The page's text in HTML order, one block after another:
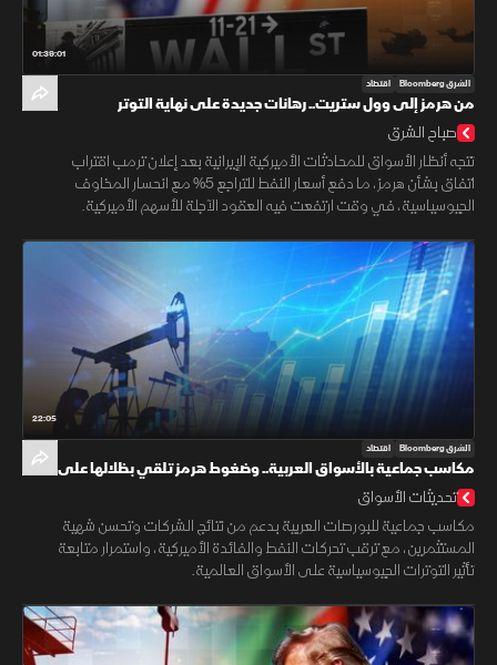
01:39:01
الشرق Bloomberg اقتصاد
من هرمز إلى وول ستريت.. رهانات جديدة على نهاية التوتر
صباح الشرق
تتجه أنظار الأسواق للمحادثات الأميركية الإيرانية بعد إعلان ترمب اقتراب
اتفاق بشأن هرمز، ما دفع أسعار النفط للتراجع 5% مع انحسار المخاوف
الجيوسياسية، في وقت ارتفعت فيه العقود الآجلة للأسهم الأميركية.
22:05
الشرق Bloomberg اقتصاد
مكاسب جماعية بالأسواق العربية.. وضغوط هرمز تلقي بظلالها على
الطاقة
تحديثات الأسواق
مكاسب جماعية للبورصات العربية بدعم من نتائج الشركات وتحسن شهية
المستثمرين، مع ترقب تحركات النفط والفائدة الأميركية، واستمرار متابعة
تأثير التوترات الجيوسياسية على الأسواق العالمية.